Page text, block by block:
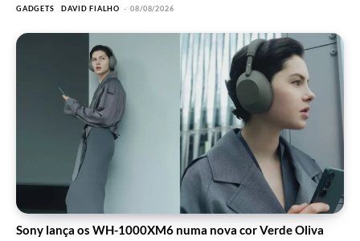
GADGETS DAVID FIALHO - 08/08/2026
Sony lança os WH-1000XM6 numa nova cor Verde Oliva